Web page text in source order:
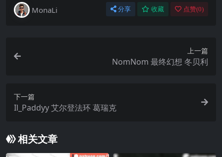
MonaLi 分享 收藏 点赞(0)
上一篇
NomNom 最终幻想 冬贝利
下一篇
Il_Paddyy 艾尔登法环 葛瑞克
相关文章